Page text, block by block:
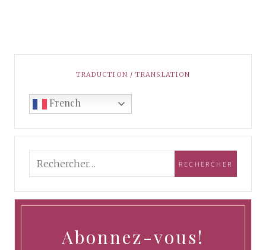
TRADUCTION / TRANSLATION
French
Abonnez-vous!